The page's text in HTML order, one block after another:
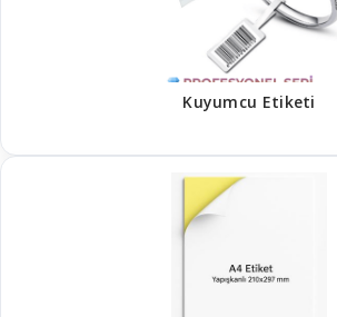
Kuyumcu Etiketi